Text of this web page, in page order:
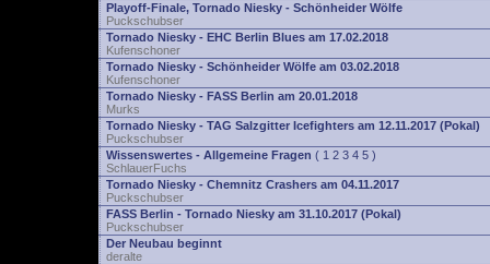
Playoff-Finale, Tornado Niesky - Schönheider Wölfe
Puckschubser
Tornado Niesky - EHC Berlin Blues am 17.02.2018
Kufenschoner
Tornado Niesky - Schönheider Wölfe am 03.02.2018
Kufenschoner
Tornado Niesky - FASS Berlin am 20.01.2018
Murks
Tornado Niesky - TAG Salzgitter Icefighters am 12.11.2017 (Pokal)
Puckschubser
Wissenswertes - Allgemeine Fragen ( 1 2 3 4 5 )
SchlauerFuchs
Tornado Niesky - Chemnitz Crashers am 04.11.2017
Puckschubser
FASS Berlin - Tornado Niesky am 31.10.2017 (Pokal)
Puckschubser
Der Neubau beginnt
deralte